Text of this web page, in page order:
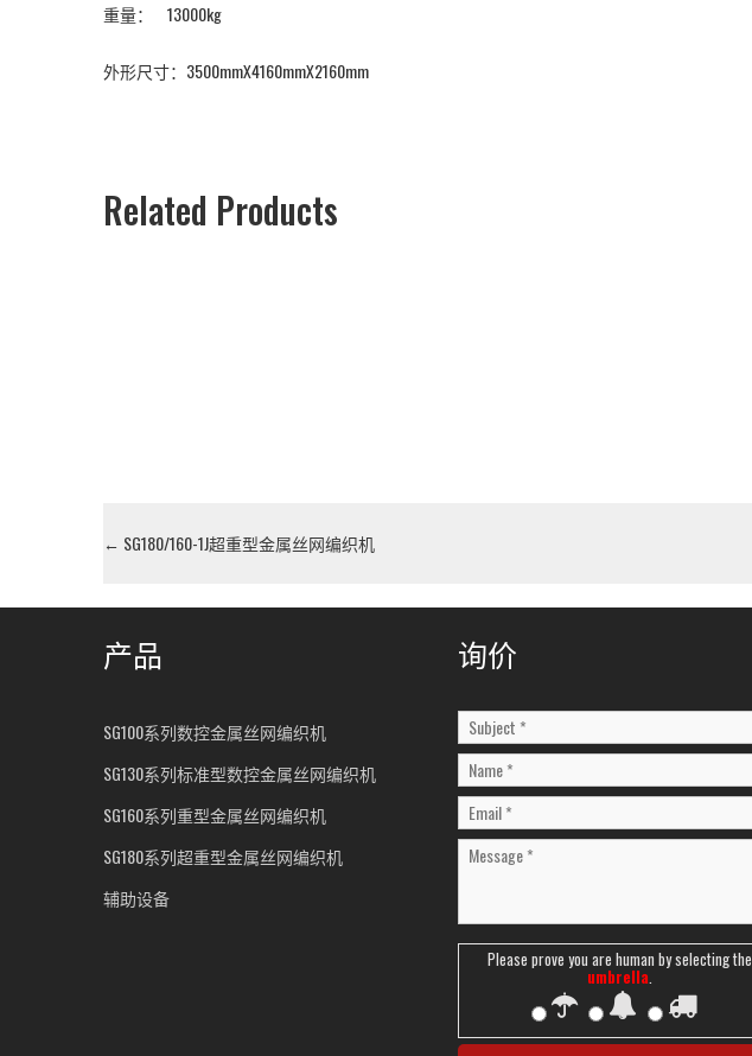
重量： 13000kg
外形尺寸：3500mmX4160mmX2160mm
Related Products
← SG180/160-1J超重型金属丝网编织机
产品
SG100系列数控金属丝网编织机
SG130系列标准型数控金属丝网编织机
SG160系列重型金属丝网编织机
SG180系列超重型金属丝网编织机
辅助设备
询价
Please prove you are human by selecting the
umbrella.